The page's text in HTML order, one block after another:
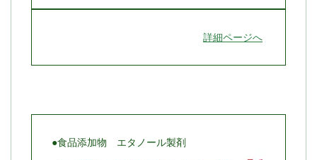
詳細ページへ
●食品添加物 エタノール製剤